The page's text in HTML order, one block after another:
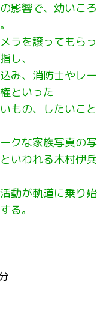
影響で、幼いこ
ラを譲ってもら
し、
み、消防士やレ
といった
もの、したいこ
クな家族写真の写
いわれる木村伊
動が軌道に乗り
る。